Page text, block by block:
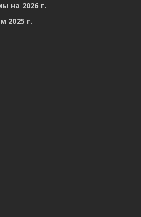
на 2026 г.
2025 г.